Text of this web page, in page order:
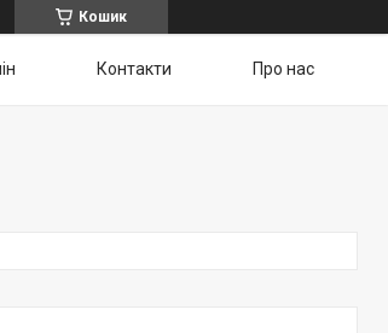
Кошик
Контакти Про нас